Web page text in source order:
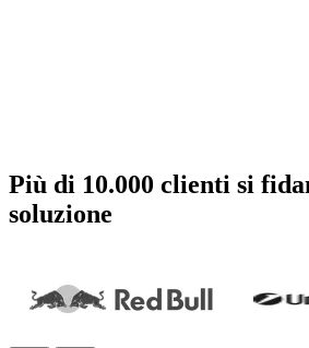
Più di 10.000 clienti si
soluzione